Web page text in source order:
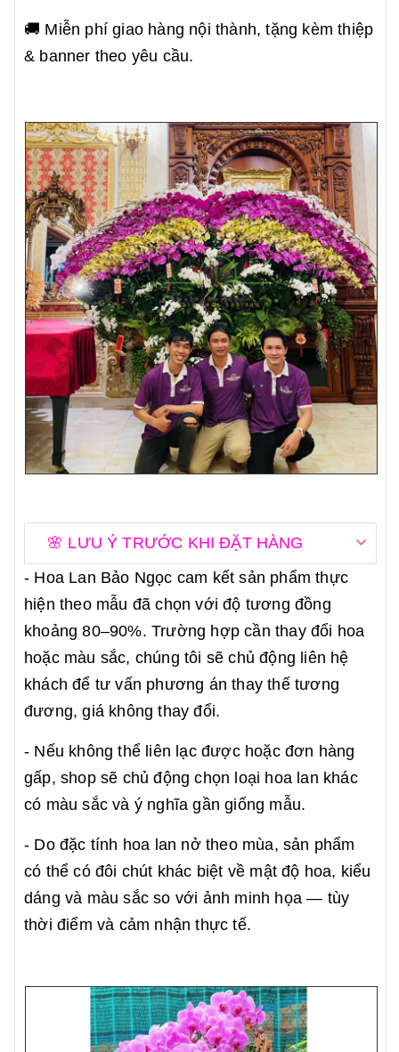
🚚 Miễn phí giao hàng nội thành, tặng kèm thiệp
& banner theo yêu cầu.
🌸 LƯU Ý TRƯỚC KHI ĐẶT HÀNG
- Hoa Lan Bảo Ngọc cam kết sản phẩm thực
hiện theo mẫu đã chọn với độ tương đồng
khoảng 80–90%. Trường hợp cần thay đổi hoa
hoặc màu sắc, chúng tôi sẽ chủ động liên hệ
khách để tư vấn phương án thay thế tương
đương, giá không thay đổi.
- Nếu không thể liên lạc được hoặc đơn hàng
gấp, shop sẽ chủ động chọn loại hoa lan khác
có màu sắc và ý nghĩa gần giống mẫu.
- Do đặc tính hoa lan nở theo mùa, sản phẩm
có thể có đôi chút khác biệt về mật độ hoa, kiểu
dáng và màu sắc so với ảnh minh họa — tùy
thời điểm và cảm nhận thực tế.